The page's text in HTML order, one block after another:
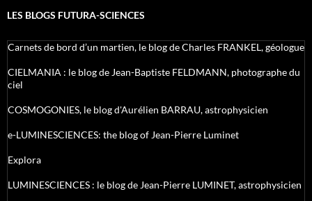
LES BLOGS FUTURA-SCIENCES
Carnets de bord d’un martien, le blog de Charles FRANKEL, géologue
CIELMANIA : le blog de Jean-Baptiste FELDMANN, photographe du
ciel
COSMOGONIES, le blog d'Aurélien BARRAU, astrophysicien
e-LUMINESCIENCES: the blog of Jean-Pierre Luminet
Explora
LUMINESCIENCES : le blog de Jean-Pierre LUMINET, astrophysicien